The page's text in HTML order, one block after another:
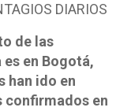
DIARIOS
de las
en Bogotá,
han ido en
confirmados en